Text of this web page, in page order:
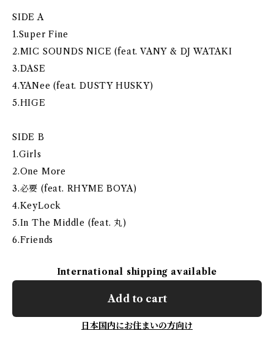
SIDE A
1.Super Fine
2.MIC SOUNDS NICE (feat. VANY & DJ WATAKI
3.DASE
4.YANee (feat. DUSTY HUSKY)
5.HIGE
SIDE B
1.Girls
2.One More
3.必要 (feat. RHYME BOYA)
4.KeyLock
5.In The Middle (feat. 丸)
6.Friends
International shipping available
Add to cart
日本国内にお住まいの方向け